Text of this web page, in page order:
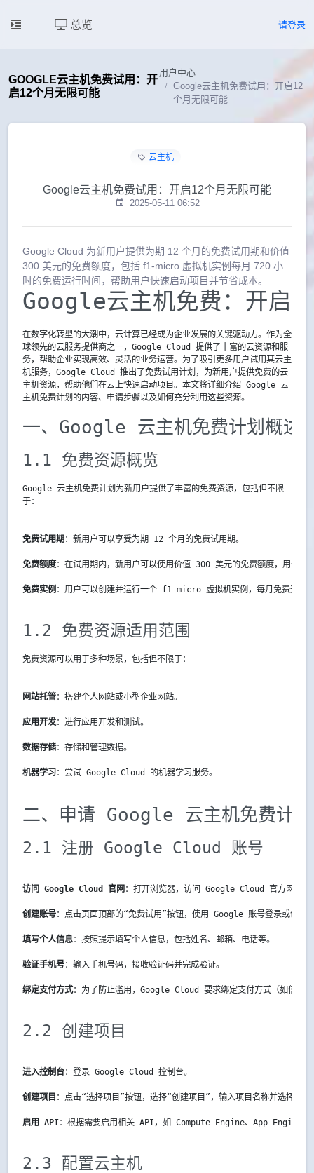
总览 请登录
GOOGLE云主机免费试用：开
启12个月无限可能
用户中心
Google云主机免费试用：开启12
个月无限可能
云主机
Google云主机免费试用：开启12个月无限可能
2025-05-11 06:52
Google Cloud 为新用户提供为期 12 个月的免费试用期和价值
300 美元的免费额度，包括 f1-micro 虚拟机实例每月 720 小
时的免费运行时间，帮助用户快速启动项目并节省成本。
Google云主机免费：开启
在数字化转型的大潮中，云计算已经成为企业发展的关键驱动力。作为全
球领先的云服务提供商之一，Google Cloud 提供了丰富的云资源和服
务，帮助企业实现高效、灵活的业务运营。为了吸引更多用户试用其云主
机服务，Google Cloud 推出了免费试用计划，为新用户提供免费的云
主机资源，帮助他们在云上快速启动项目。本文将详细介绍 Google 云
主机免费计划的内容、申请步骤以及如何充分利用这些资源。
一、Google 云主机免费计划概述
1.1 免费资源概览
Google 云主机免费计划为新用户提供了丰富的免费资源，包括但不限
于：
免费试用期 ：新用户可以享受为期 12 个月的免费试用期。
免费额度：在试用期内，新用户可以使用价值 300 美元的免费额度，用于
免费实例 ：用户可以创建并运行一个 f1-micro 虚拟机实例，每月免费运
1.2 免费资源适用范围
免费资源可以用于多种场景，包括但不限于：
网站托管：搭建个人网站或小型企业网站。
应用开发：进行应用开发和测试。
数据存储：存储和管理数据。
机器学习：尝试 Google Cloud 的机器学习服务。
二、申请 Google 云主机免费计划
2.1 注册 Google Cloud 账号
访问 Google Cloud 官网 ：打开浏览器，访问 Google Cloud 官方网站。
创建账号：点击页面顶部的“免费试用”按钮，使用 Google 账号登录或创建
填写个人信息：按照提示填写个人信息，包括姓名、邮箱、电话等。
验证手机号：输入手机号码，接收验证码并完成验证。
绑定支付方式：为了防止滥用，Google Cloud 要求绑定支付方式（如信用
2.2 创建项目
进入控制台：登录 Google Cloud 控制台。
创建项目 ：点击“选择项目”按钮，选择“创建项目”，输入项目名称并选择计费
启用 API：根据需要启用相关 API，如 Compute Engine、App Engine
2.3 配置云主机